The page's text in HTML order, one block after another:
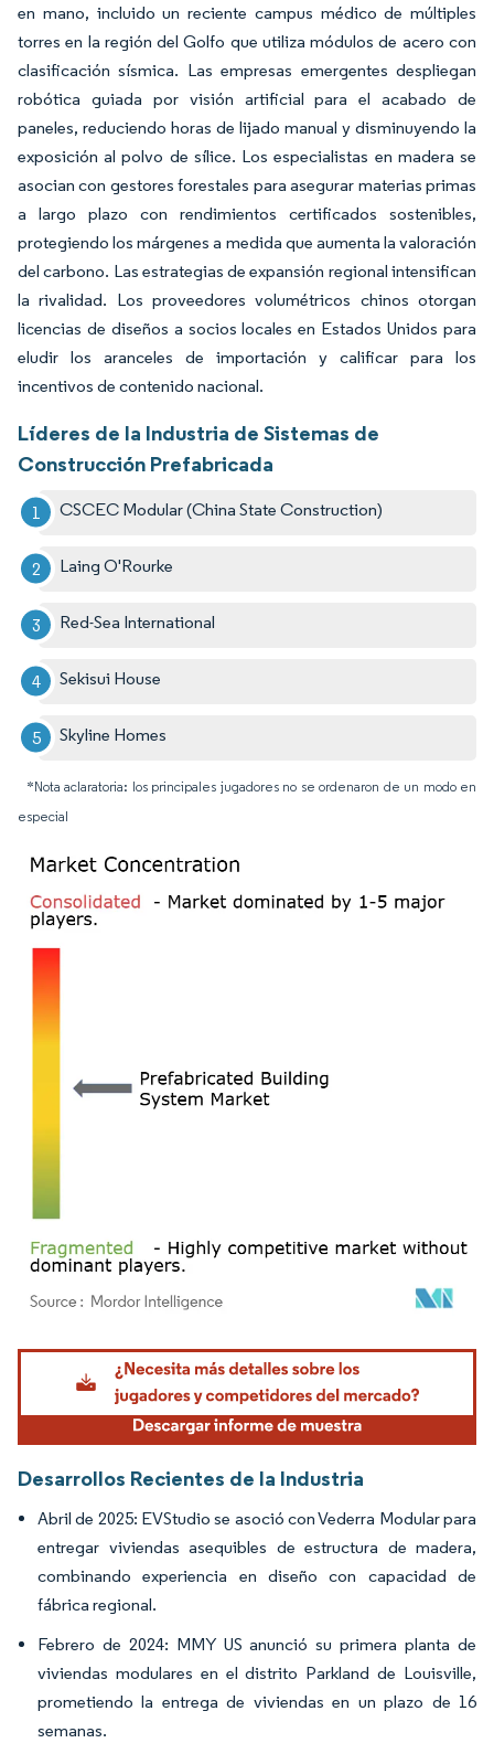
en mano, incluido un reciente campus médico de múltiples
torres en la región del Golfo que utiliza módulos de acero con
clasificación sísmica. Las empresas emergentes despliegan
robótica guiada por visión artificial para el acabado de
paneles, reduciendo horas de lijado manual y disminuyendo la
exposición al polvo de sílice. Los especialistas en madera se
asocian con gestores forestales para asegurar materias primas
a largo plazo con rendimientos certificados sostenibles,
protegiendo los márgenes a medida que aumenta la valoración
del carbono. Las estrategias de expansión regional intensifican
la rivalidad. Los proveedores volumétricos chinos otorgan
licencias de diseños a socios locales en Estados Unidos para
eludir los aranceles de importación y calificar para los
incentivos de contenido nacional.
Líderes de la Industria de Sistemas de
Construcción Prefabricada
CSCEC Modular (China State Construction)
Laing O'Rourke
Red-Sea International
Sekisui House
Skyline Homes
*Nota aclaratoria: los principales jugadores no se ordenaron de un modo en
especial
Imagen © Mordor Intelligence. El uso requiere atribución según CC BY 4.0.
Desarrollos Recientes de la Industria
Abril de 2025: EVStudio se asoció con Vederra Modular para
entregar viviendas asequibles de estructura de madera,
combinando experiencia en diseño con capacidad de
fábrica regional.
Febrero de 2024: MMY US anunció su primera planta de
viviendas modulares en el distrito Parkland de Louisville,
prometiendo la entrega de viviendas en un plazo de 16
semanas.